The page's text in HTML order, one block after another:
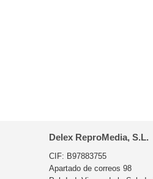
Delex ReproMedia, S.L.
CIF: B97883755
Apartado de correos 98